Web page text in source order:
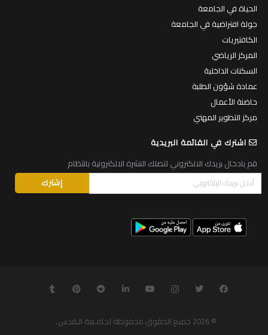
الحياة في الجامعة
جولة افتراضية في الجامعة
الكافتيريات
المركز الرياضي
السكنات الداخلية
عمادة شؤون الطلبة
حاضنة الأعمال
مركز التطوير المهني
اشترك في القائمة البريدية
قم بادخال بريدك الالكتروني لتصلك النشرة الالكترونية بانتظام
© 2026 جميع الحقوق محفوظة لجامـعة الـقدس.